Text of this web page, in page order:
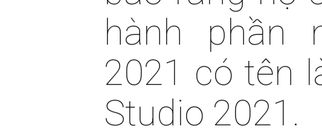
hành phần
2021 có tên
Studio 2021.